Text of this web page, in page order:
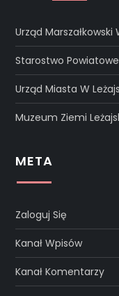
Urząd
Starostwo
Urząd Miasta W
Muzeum Ziemi
META
Zaloguj Się
Kanał Wpisów
Kanał Komentarzy